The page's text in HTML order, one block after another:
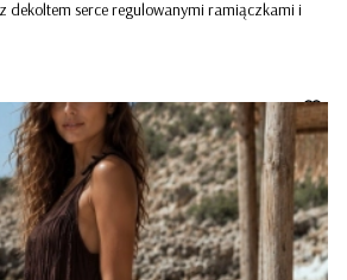
dekoltem serce regulowanymi ramiączkami i